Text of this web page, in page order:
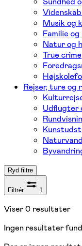
Musik og
Familie og
Natur og
True crime
Rejser, ture og
Udflugter
Ryd filtre
Filtrér 1
Viser0 resultater
Ingen resultater